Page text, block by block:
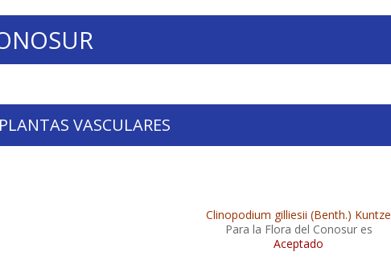
VASCULARES
Clinopodium gilliesii (Benth.) Kuntze
Para la Flora del Conosur es
Aceptado